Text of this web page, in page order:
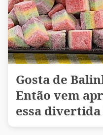
Gosta de
Então vem
essa